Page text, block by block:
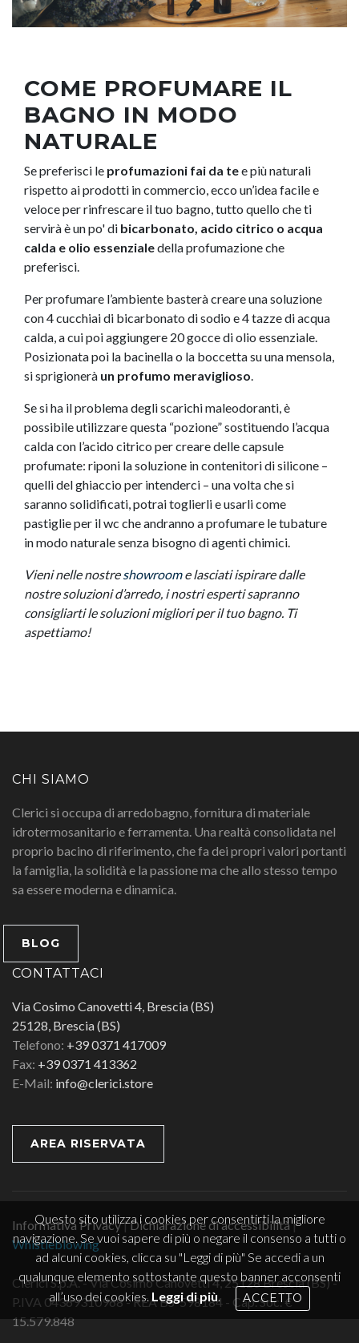
COME PROFUMARE IL
BAGNO IN MODO
NATURALE
Se preferisci le profumazioni fai da tee più naturali
rispetto ai prodotti in commercio, ecco un’idea facile e
veloce per rinfrescare il tuo bagno, tutto quello che ti
servirà è un po' di bicarbonato, acido citrico o acqua
calda e olio essenzialedella profumazione che
preferisci.
Per profumare l’ambiente basterà creare una soluzione
con 4 cucchiai di bicarbonato di sodio e 4 tazze di acqua
calda, a cui poi aggiungere 20 gocce di olio essenziale.
Posizionata poi la bacinella o la boccetta su una mensola,
si sprigionerà un profumo meraviglioso.
Se si ha il problema degli scarichi maleodoranti, è
possibile utilizzare questa “pozione” sostituendo l’acqua
calda con l’acido citrico per creare delle capsule
profumate: riponi la soluzione in contenitori di silicone –
quelli del ghiaccio per intenderci – una volta che si
saranno solidificati, potrai toglierli e usarli come
pastiglie per il wc che andranno a profumare le tubature
in modo naturale senza bisogno di agenti chimici.
Vieni nelle nostreshowroome lasciati ispirare dalle
nostre soluzioni d’arredo, i nostri esperti sapranno
consigliarti le soluzioni migliori per il tuo bagno. Ti
aspettiamo!
CHI SIAMO
Clerici si occupa di arredobagno, fornitura di materiale
idrotermosanitario e ferramenta. Una realtà consolidata nel
proprio bacino di riferimento, che fa dei propri valori portanti
la famiglia, la solidità e la passione ma che allo stesso tempo
sa essere moderna e dinamica.
BLOG
CONTATTACI
Via Cosimo Canovetti 4, Brescia (BS)
25128, Brescia (BS)
Telefono: +39 0371 417009
Fax: +39 0371 413362
E-Mail: info@clerici.store
AREA RISERVATA
Informativa Privacy|Dichiarazione di accessibilità|
Whistleblowing
Clerici S.p.A. - Via Cosimo Canovetti 4, 25128 Brescia (BS) -
P.IVA 04369310968 - REA BS-598184 - Cap. Soc. €
15.579.848
Questo sito utilizza i cookies per consentirti la migliore
navigazione. Se vuoi sapere di più o negare il consenso a tutti o
ad alcuni cookies, clicca su "Leggi di più" Se accedi a un
qualunque elemento sottostante questo banner acconsenti
all’uso dei cookies. Leggi di più. ACCETTO